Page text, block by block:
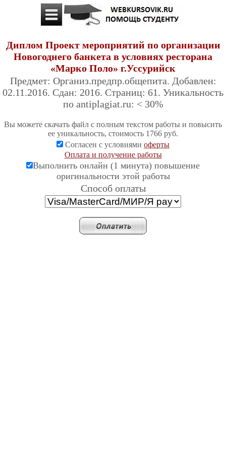
Диплом Проект мероприятий по организации
Новогоднего банкета в условиях ресторана
«Марко Поло» г.Уссурийск
Предмет: Организ.предпр.общепита. Добавлен:
02.11.2016. Сдан: 2016. Страниц: 61. Уникальность
по antiplagiat.ru: < 30%
Вы можете скачать файл с полным текстом работы и повысить
ее уникальность, стоимость 1766 руб.
Согласен с условиями оферты
Оплата и получение работы
Выполнить онлайн (1 минута) повышение
оригинальности этой работы
Cпособ оплаты